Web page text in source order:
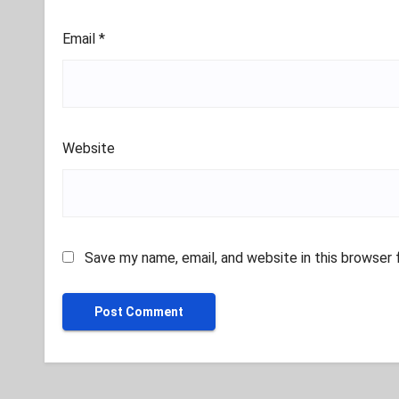
Email *
Website
Save my name, email, and website in this